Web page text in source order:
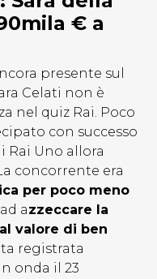
€ a
presente sul
Celati non è
nel quiz Rai. Poco
con successo
Rai Uno allora
concorrente era
per poco meno
azzeccare la
valore di ben
registrata
onda il 23